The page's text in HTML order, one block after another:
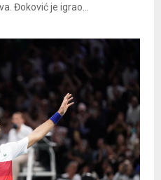
Đoković je igrao...